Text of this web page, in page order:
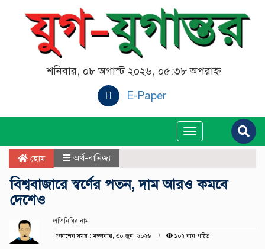
শনিবার, ০৮ অগাস্ট ২০২৬, ০৫:৩৮ অপরাহ্ন
E-Paper
Toggle
navigation
হোম অর্থ-বানিজ্য
বিশ্ববাজারে স্বর্ণের পতন, দাম আরও কমবে
দেশেও
প্রতিনিধির নাম
প্রকাশের সময় : মঙ্গলবার, ৩০ জুন, ২০২৬
১০২ বার পঠিত